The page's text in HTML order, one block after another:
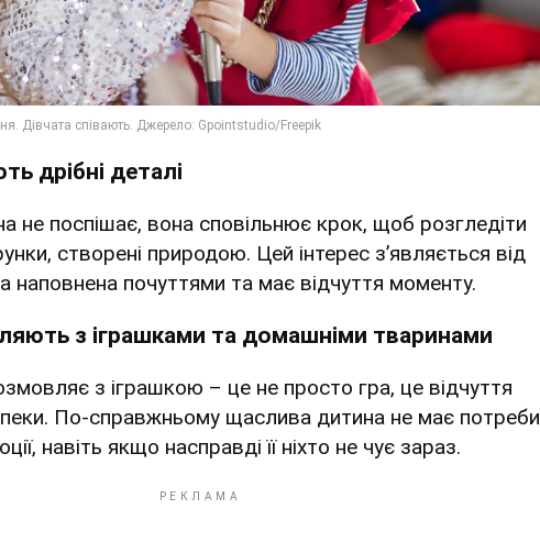
дрібні деталі
не поспішає, вона сповільнює крок, щоб розгледіти
створені природою. Цей інтерес з’являється від
наповнена почуттями та має відчуття моменту.
з іграшками та домашніми тваринами
з іграшкою – це не просто гра, це відчуття
По-справжньому щаслива дитина не має потреби
навіть якщо насправді її ніхто не чує зараз.